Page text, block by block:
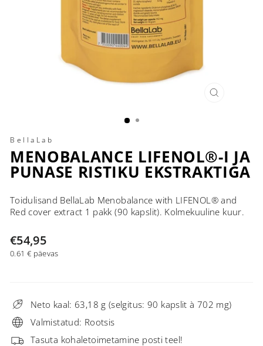
BellaLab
MENOBALANCE LIFENOL®-I JA
PUNASE RISTIKU EKSTRAKTIGA
Toidulisand BellaLab Menobalance with LIFENOL® and
Red cover extract 1 pakk (90 kapslit). Kolmekuuline kuur.
Tavahind
€54,95
0.61 € päevas
Neto kaal: 63,18 g (selgitus: 90 kapslit à 702 mg)
Valmistatud: Rootsis
Tasuta kohaletoimetamine posti teel!